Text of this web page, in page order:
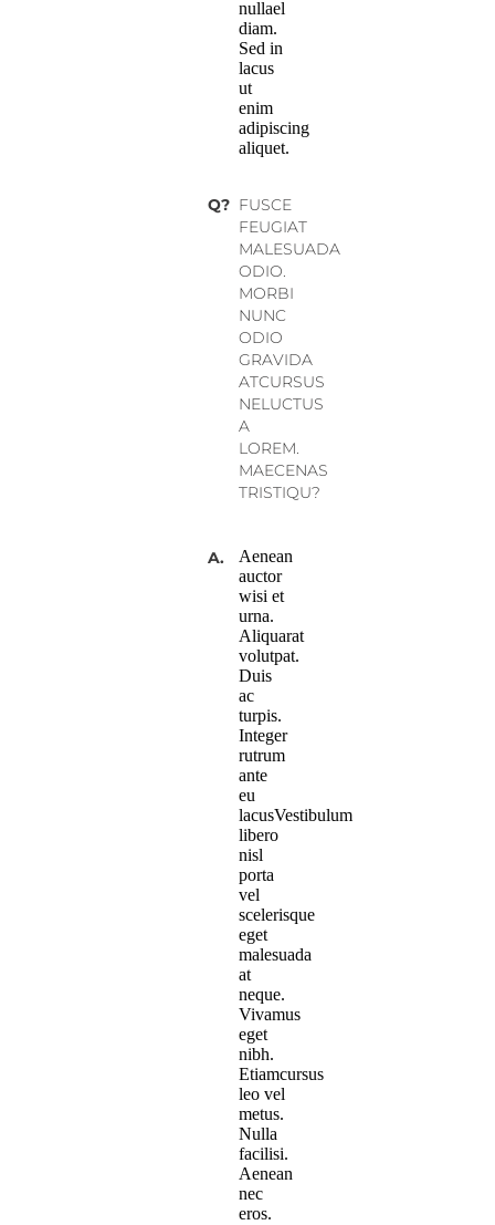
nullael
diam.
Sed in
lacus
ut
enim
adipiscing
aliquet.
Q? FUSCE
FEUGIAT
MALESUADA
ODIO.
MORBI
NUNC
ODIO
GRAVIDA
ATCURSUS
NELUCTUS
A
LOREM.
MAECENAS
TRISTIQU?
A.
Aenean
auctor
wisi et
urna.
Aliquarat
volutpat.
Duis
ac
turpis.
Integer
rutrum
ante
eu
lacusVestibulum
libero
nisl
porta
vel
scelerisque
eget
malesuada
at
neque.
Vivamus
eget
nibh.
Etiamcursus
leo vel
metus.
Nulla
facilisi.
Aenean
nec
eros.